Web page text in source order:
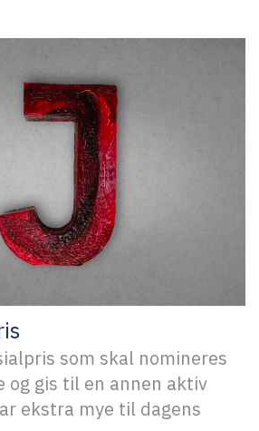
som skal nomineres
og gis til en annen aktiv
ekstra mye til dagens